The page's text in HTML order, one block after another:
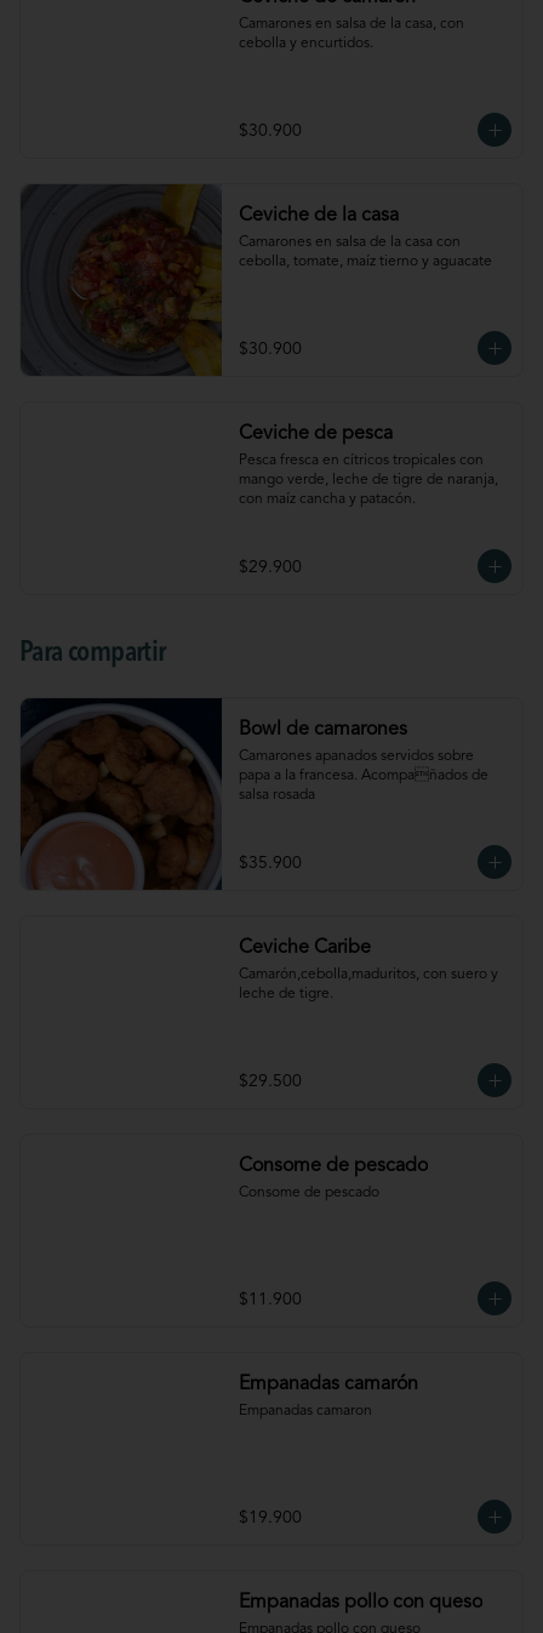
Camarones en salsa de la casa, con
cebolla y encurtidos.
$30.900
Ceviche de la casa
Camarones en salsa de la casa con
cebolla, tomate, maíz tierno y aguacate
$30.900
Ceviche de pesca
Pesca fresca en cítricos tropicales con
mango verde, leche de tigre de naranja,
con maíz cancha y patacón.
$29.900
Para compartir
Bowl de camarones
Camarones apanados servidos sobre
papa a la francesa. Acompañados de
salsa rosada
$35.900
Ceviche Caribe
Camarón,cebolla,maduritos, con suero y
leche de tigre.
$29.500
Consome de pescado
Consome de pescado
$11.900
Empanadas camarón
Empanadas camaron
$19.900
Empanadas pollo con queso
Empanadas pollo con queso